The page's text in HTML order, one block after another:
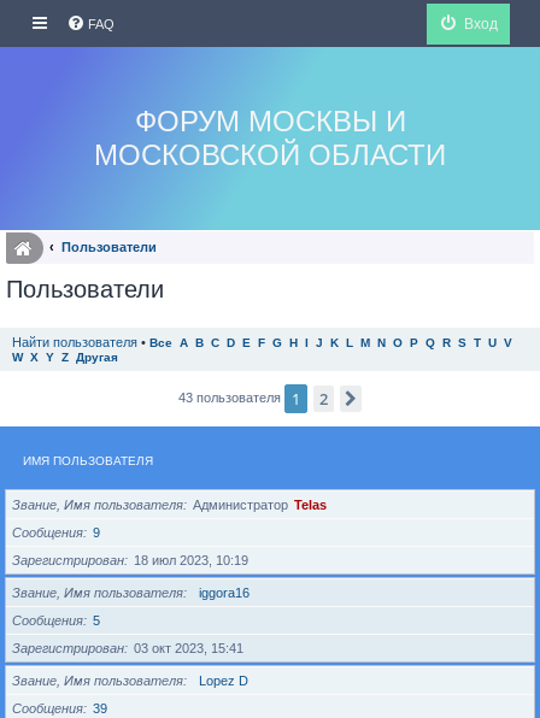
FAQ Вход
ФОРУМ МОСКВЫ И
МОСКОВСКОЙ ОБЛАСТИ
Пользователи
Пользователи
Найти пользователя • Все A B C D E F G H I J K L M N O P Q R S T U V
W X Y Z Другая
43 пользователя 1 2
ИМЯ ПОЛЬЗОВАТЕЛЯ
Звание, Имя пользователя Администратор Telas
Сообщения
9
Зарегистрирован
18 июл 2023, 10:19
Звание, Имя пользователя
iggora16
Сообщения
5
Зарегистрирован
03 окт 2023, 15:41
Звание, Имя пользователя
Lopez D
Сообщения
39